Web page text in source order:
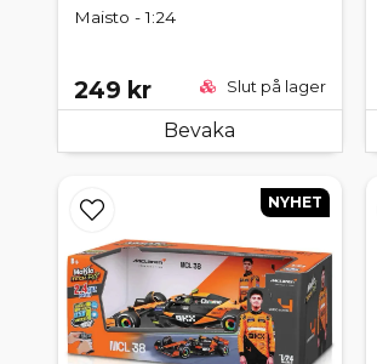
Maisto - 1:24
249 kr Slut på lager
Bevaka
NYHET